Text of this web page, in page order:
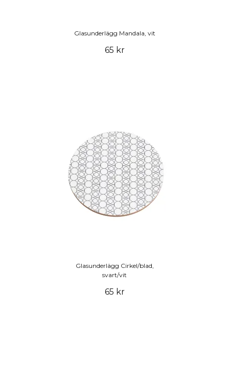
Glasunderlägg Mandala, vit
65 kr
Glasunderlägg Cirkel/blad,
svart/vit
65 kr